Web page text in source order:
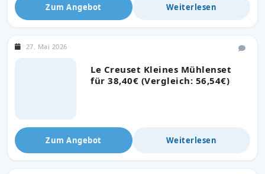
Zum Angebot Weiterlesen
Le Creuset Kleines Mühlenset
für 38,40€ (Vergleich: 56,54€)
27. Mai 2026
Zum Angebot Weiterlesen